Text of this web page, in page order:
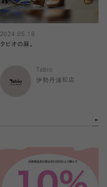
2024.05.18
タビオの麻。
Tabio
伊勢丹浦和店